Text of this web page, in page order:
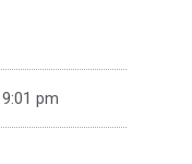
9:01 pm